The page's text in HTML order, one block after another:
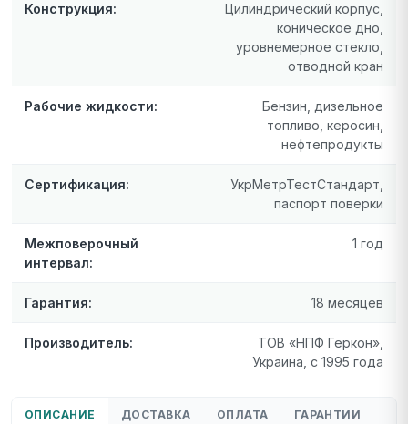
Конструкция:
Цилиндрический корпус,
коническое дно,
уровнемерное стекло,
отводной кран
Рабочие жидкости:
Бензин, дизельное
топливо, керосин,
нефтепродукты
Сертификация:
УкрМетрТестСтандарт,
паспорт поверки
Межповерочный
интервал:
1 год
Гарантия: 18 месяцев
Производитель:
ТОВ «НПФ Геркон»,
Украина, с 1995 года
ОПИСАНИЕ ДОСТАВКА ОПЛАТА ГАРАНТИИ